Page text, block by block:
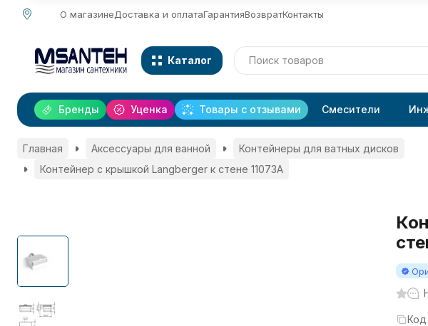
О магазинеДоставка и оплатаГарантияВозвратКонтакты
Каталог
Уценка Товары с отзывами
Бренды Смесители
Главная Аксессуары для ванной
Контейнеры для ватных дисков
Контейнер с крышкой Langberger к стене 11073A
Код